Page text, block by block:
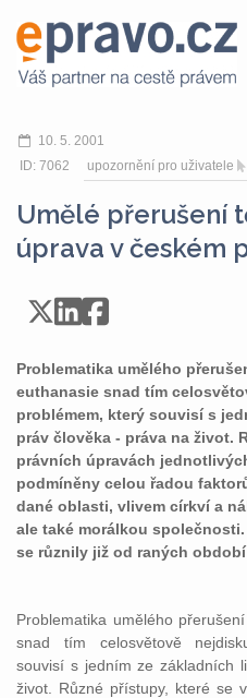
10. 5. 2001
ID: 7062
upozornění pro uživatele
Umělé přerušení
úprava v českém
Problematika umělého
euthanasie snad tím
problémem, který souvisí s
práv člověka - práva na život.
právních úpravách
podmíněny celou řadou
dané oblasti, vlivem církví a
ale také morálkou
se různily již od raných
Problematika umělého
snad tím celosvětově
souvisí s jedním ze základních
život. Různé přístupy, které se